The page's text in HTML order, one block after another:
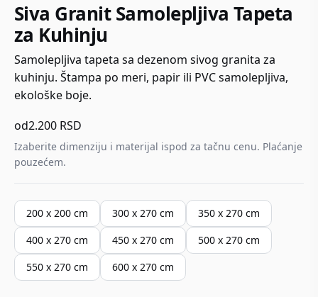
Siva Granit Samolepljiva Tapeta
za Kuhinju
Samolepljiva tapeta sa dezenom sivog granita za
kuhinju. Štampa po meri, papir ili PVC samolepljiva,
ekološke boje.
od2.200 RSD
Izaberite dimenziju i materijal ispod za tačnu cenu. Plaćanje
pouzećem.
200 x 200 cm 300 x 270 cm
350 x 270 cm
400 x 270 cm
450 x 270 cm
500 x 270 cm
550 x 270 cm
600 x 270 cm